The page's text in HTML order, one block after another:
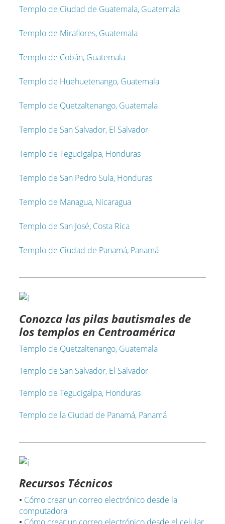
Templo de Ciudad de Guatemala, Guatemala
Templo de Miraflores, Guatemala
Templo de Cobán, Guatemala
Templo de Huehuetenango, Guatemala
Templo de Quetzaltenango, Guatemala
Templo de San Salvador, El Salvador
Templo de Tegucigalpa, Honduras
Templo de San Pedro Sula, Honduras
Templo de Managua, Nicaragua
Templo de San José, Costa Rica
Templo de Ciudad de Panamá, Panamá
Conozca las pilas bautismales de
los templos en Centroamérica
Templo de Quetzaltenango, Guatemala
Templo de San Salvador, El Salvador
Templo de Tegucigalpa, Honduras
Templo de la Ciudad de Panamá, Panamá
Recursos Técnicos
• Cómo crear un correo electrónico desde la
computadora